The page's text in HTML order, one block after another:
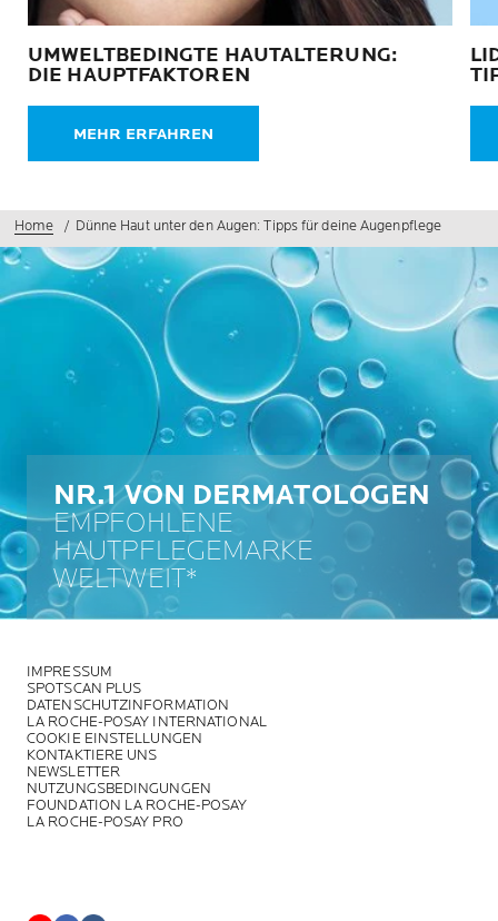
UMWELTBEDINGTE HAUTALTERUNG:
DIE HAUPTFAKTOREN
MEHR ERFAHREN
Home Dünne Haut unter den Augen: Tipps für deine Augenpflege
NR.1 VON DERMATOLOGEN
EMPFOHLENE
HAUTPFLEGEMARKE
WELTWEIT*
IMPRESSUM
SPOTSCAN PLUS
DATENSCHUTZINFORMATION
LA ROCHE-POSAY INTERNATIONAL
COOKIE EINSTELLUNGEN
KONTAKTIERE UNS
NEWSLETTER
NUTZUNGSBEDINGUNGEN
FOUNDATION LA ROCHE-POSAY
LA ROCHE-POSAY PRO